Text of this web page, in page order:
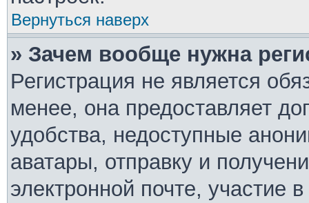
Вернуться наверх
» Зачем вообще нужна
Регистрация не является
менее, она предоставляет
удобства, недоступные
аватары, отправку и
электронной почте, участие